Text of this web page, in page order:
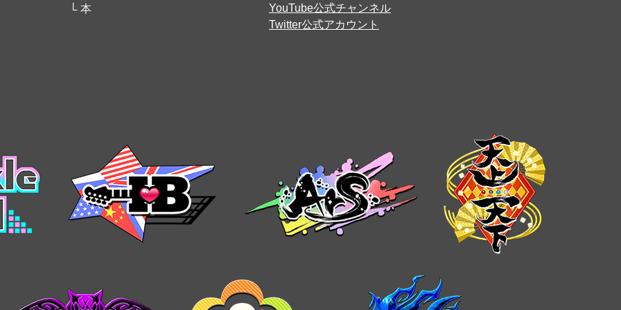
本
YouTube公式チャンネル
Twitter公式アカウント